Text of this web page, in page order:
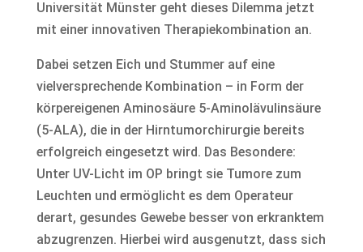
Universität Münster geht dieses Dilemma jetzt
mit einer innovativen Therapiekombination an.
Dabei setzen Eich und Stummer auf eine
vielversprechende Kombination – in Form der
körpereigenen Aminosäure 5-Aminolävulinsäure
(5-ALA), die in der Hirntumorchirurgie bereits
erfolgreich eingesetzt wird. Das Besondere:
Unter UV-Licht im OP bringt sie Tumore zum
Leuchten und ermöglicht es dem Operateur
derart, gesundes Gewebe besser von erkranktem
abzugrenzen. Hierbei wird ausgenutzt, dass sich